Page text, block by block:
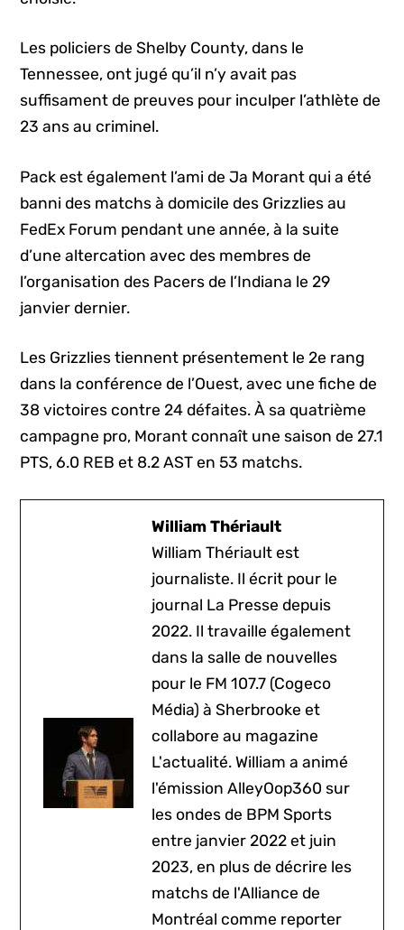
Les policiers de Shelby County, dans le
Tennessee, ont jugé qu’il n’y avait pas
suffisament de preuves pour inculper l’athlète de
23 ans au criminel.
Pack est également l’ami de Ja Morant qui a été
banni des matchs à domicile des Grizzlies au
FedEx Forum pendant une année, à la suite
d’une altercation avec des membres de
l’organisation des Pacers de l’Indiana le 29
janvier dernier.
Les Grizzlies tiennent présentement le 2e rang
dans la conférence de l’Ouest, avec une fiche de
38 victoires contre 24 défaites. À sa quatrième
campagne pro, Morant connaît une saison de 27.1
PTS, 6.0 REB et 8.2 AST en 53 matchs.
William Thériault
William Thériault est
journaliste. Il écrit pour le
journal La Presse depuis
2022. Il travaille également
dans la salle de nouvelles
pour le FM 107.7 (Cogeco
Média) à Sherbrooke et
collabore au magazine
L'actualité. William a animé
l'émission AlleyOop360 sur
les ondes de BPM Sports
entre janvier 2022 et juin
2023, en plus de décrire les
matchs de l'Alliance de
Montréal comme reporter